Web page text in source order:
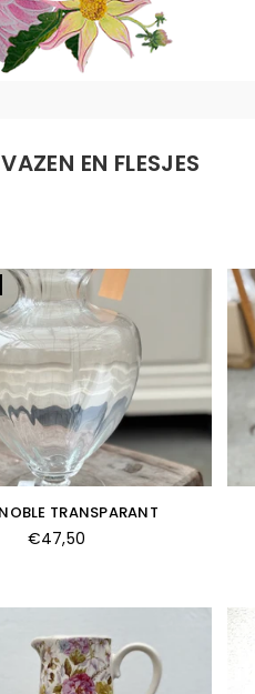
EN FLESJES
TRANSPARANT
Normale
€47,50